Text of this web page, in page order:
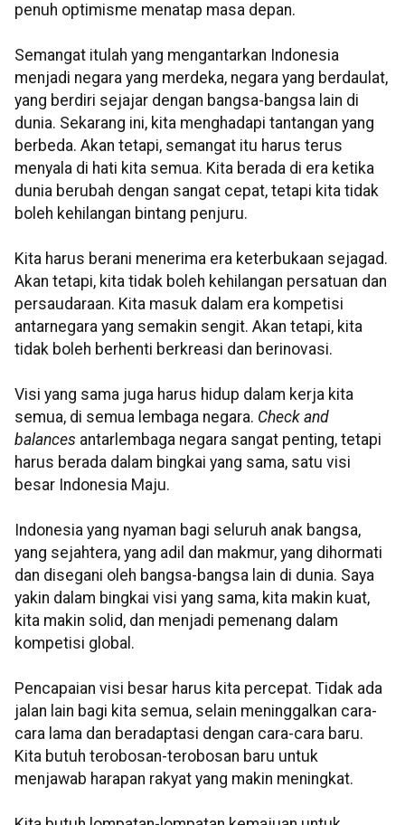
penuh optimisme menatap masa depan.
Semangat itulah yang mengantarkan Indonesia
menjadi negara yang merdeka, negara yang berdaulat,
yang berdiri sejajar dengan bangsa-bangsa lain di
dunia. Sekarang ini, kita menghadapi tantangan yang
berbeda. Akan tetapi, semangat itu harus terus
menyala di hati kita semua. Kita berada di era ketika
dunia berubah dengan sangat cepat, tetapi kita tidak
boleh kehilangan bintang penjuru.
Kita harus berani menerima era keterbukaan sejagad.
Akan tetapi, kita tidak boleh kehilangan persatuan dan
persaudaraan. Kita masuk dalam era kompetisi
antarnegara yang semakin sengit. Akan tetapi, kita
tidak boleh berhenti berkreasi dan berinovasi.
Visi yang sama juga harus hidup dalam kerja kita
semua, di semua lembaga negara. Check and
balances antarlembaga negara sangat penting, tetapi
harus berada dalam bingkai yang sama, satu visi
besar Indonesia Maju.
Indonesia yang nyaman bagi seluruh anak bangsa,
yang sejahtera, yang adil dan makmur, yang dihormati
dan disegani oleh bangsa-bangsa lain di dunia. Saya
yakin dalam bingkai visi yang sama, kita makin kuat,
kita makin solid, dan menjadi pemenang dalam
kompetisi global.
Pencapaian visi besar harus kita percepat. Tidak ada
jalan lain bagi kita semua, selain meninggalkan cara-
cara lama dan beradaptasi dengan cara-cara baru.
Kita butuh terobosan-terobosan baru untuk
menjawab harapan rakyat yang makin meningkat.